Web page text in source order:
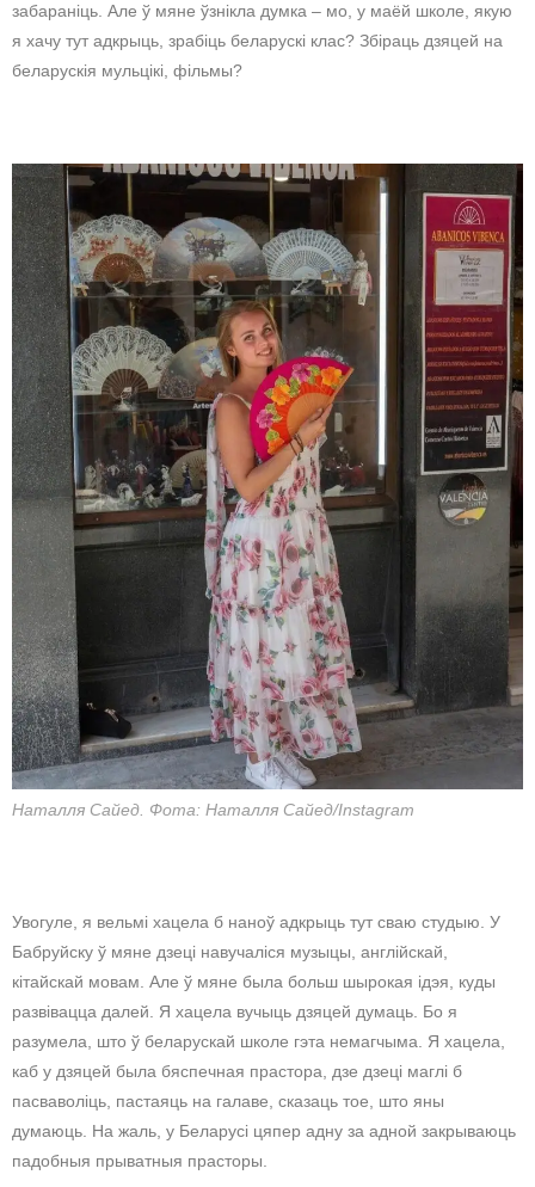
забараніць. Але ў мяне ўзнікла думка – мо, у маёй школе, якую
я хачу тут адкрыць, зрабіць беларускі клас? Збіраць дзяцей на
беларускія мульцікі, фільмы?
Наталля Сайед. Фота: Наталля Сайед/Instagram
Увогуле, я вельмі хацела б наноў адкрыць тут сваю студыю. У
Бабруйску ў мяне дзеці навучаліся музыцы, англійскай,
кітайскай мовам. Але ў мяне была больш шырокая ідэя, куды
развівацца далей. Я хацела вучыць дзяцей думаць. Бо я
разумела, што ў беларускай школе гэта немагчыма. Я хацела,
каб у дзяцей была бяспечная прастора, дзе дзеці маглі б
пасваволіць, пастаяць на галаве, сказаць тое, што яны
думаюць. На жаль, у Беларусі цяпер адну за адной закрываюць
падобныя прыватныя прасторы.